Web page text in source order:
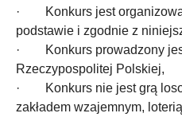
· Konkurs jest
podstawie i zgodnie z
· Konkurs prowadzony
Rzeczypospolitej Polskiej,
· Konkurs nie jest grą
zakładem wzajemnym,